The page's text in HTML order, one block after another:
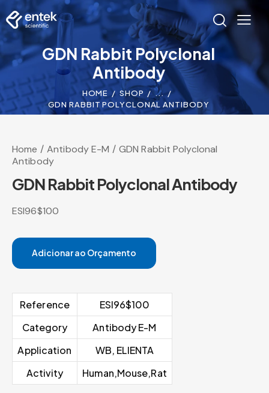
GDN Rabbit Polyclonal
Antibody
HOME SHOP
...
GDN RABBIT POLYCLONAL ANTIBODY
Home Antibody E-M
GDN Rabbit Polyclonal
Antibody
GDN Rabbit Polyclonal Antibody
ESI96$100
Adicionar ao Orçamento
Reference
ESI96$100
Category
Antibody E-M
Application
WB, ELIENTA
Activity
Human,Mouse,Rat